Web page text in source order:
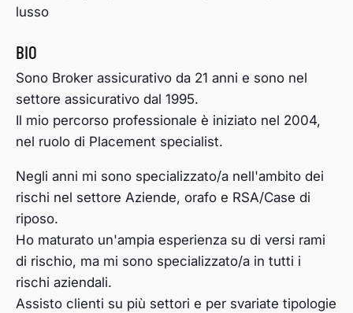
lusso
BIO
Sono Broker assicurativo da 21 anni e sono nel
settore assicurativo dal 1995.
Il mio percorso professionale è iniziato nel 2004,
nel ruolo di Placement specialist.
Negli anni mi sono specializzato/a nell'ambito dei
rischi nel settore Aziende, orafo e RSA/Case di
riposo.
Ho maturato un'ampia esperienza su di versi rami
di rischio, ma mi sono specializzato/a in tutti i
rischi aziendali.
Assisto clienti su più settori e per svariate tipologie